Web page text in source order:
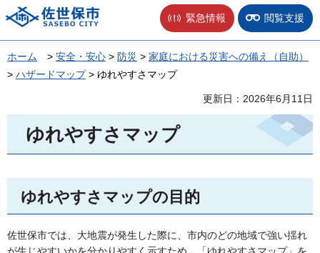
佐世保市 緊急情報 閲覧支援
ホーム > 安全・安心 > 防災 > 家庭における災害への備え（自助）
> ハザードマップ> ゆれやすさマップ
更新日：2026年6月11日
ゆれやすさマップ
ゆれやすさマップの目的
佐世保市では、大地震が発生した際に、市内のどの地域で強い揺れ